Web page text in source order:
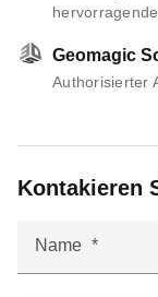
Geomagic
Authorisierter
Kontakieren
Name